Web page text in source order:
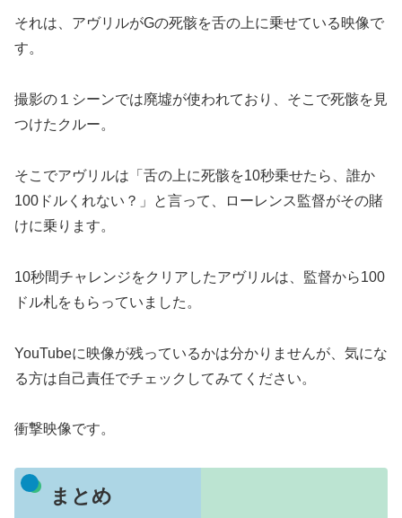
それは、アヴリルがGの死骸を舌の上に乗せている映像で
す。
撮影の１シーンでは廃墟が使われており、そこで死骸を見
つけたクルー。
そこでアヴリルは「舌の上に死骸を10秒乗せたら、誰か
100ドルくれない？」と言って、ローレンス監督がその賭
けに乗ります。
10秒間チャレンジをクリアしたアヴリルは、監督から100
ドル札をもらっていました。
YouTubeに映像が残っているかは分かりませんが、気にな
る方は自己責任でチェックしてみてください。
衝撃映像です。
まとめ